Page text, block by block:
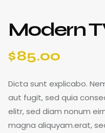
Modern
$85.00
Dicta sunt explicabo.
aut fugit, sed quia
elitr, sed diam nonum
magna aliquyam.erat,